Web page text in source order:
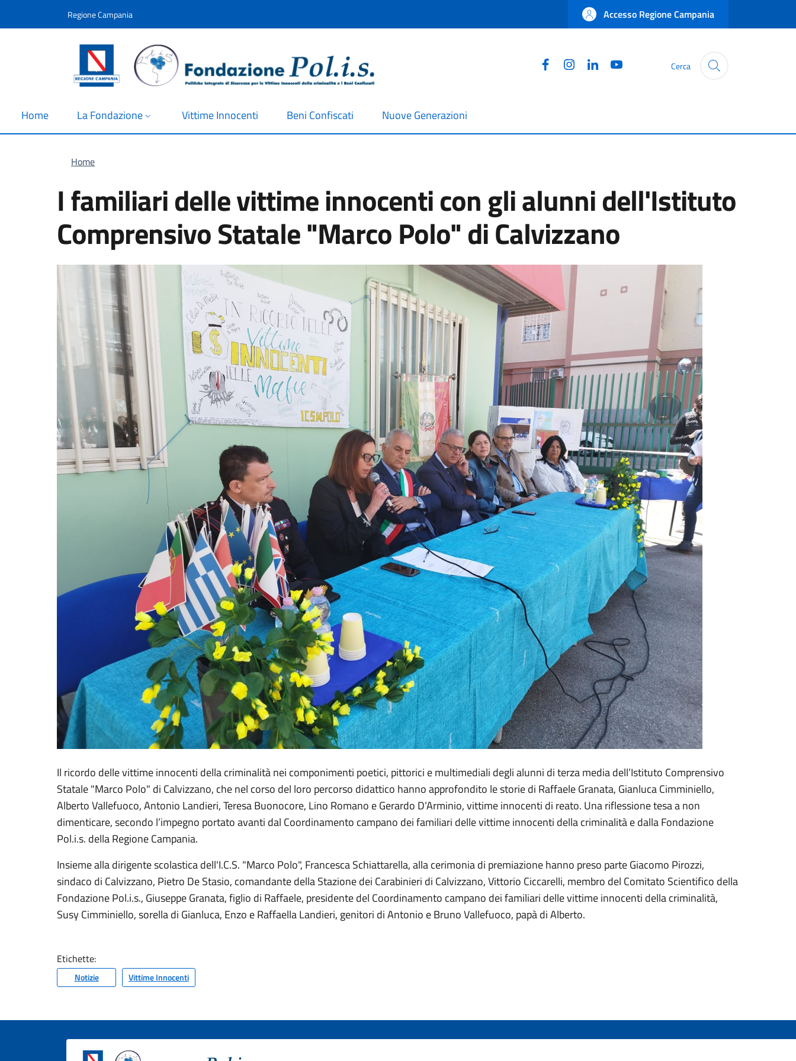
Regione Campania Accesso Regione Campania
FacebookInstagram
Linkedin Cerca
Home La Fondazione Vittime Innocenti Beni Confiscati Nuove Generazioni
Briciole di pane
Home
I familiari delle vittime innocenti con gli alunni dell'Istituto
Comprensivo Statale "Marco Polo" di Calvizzano
Il ricordo delle vittime innocenti della criminalità nei componimenti poetici, pittorici e multimediali degli alunni di terza media dell’Istituto Comprensivo
Statale "Marco Polo" di Calvizzano, che nel corso del loro percorso didattico hanno approfondito le storie di Raffaele Granata, Gianluca Cimminiello,
Alberto Vallefuoco, Antonio Landieri, Teresa Buonocore, Lino Romano e Gerardo D’Arminio, vittime innocenti di reato. Una riflessione tesa a non
dimenticare, secondo l’impegno portato avanti dal Coordinamento campano dei familiari delle vittime innocenti della criminalità e dalla Fondazione
Pol.i.s. della Regione Campania.
Insieme alla dirigente scolastica dell'I.C.S. "Marco Polo", Francesca Schiattarella, alla cerimonia di premiazione hanno preso parte Giacomo Pirozzi,
sindaco di Calvizzano, Pietro De Stasio, comandante della Stazione dei Carabinieri di Calvizzano, Vittorio Ciccarelli, membro del Comitato Scientifico della
Fondazione Pol.i.s., Giuseppe Granata, figlio di Raffaele, presidente del Coordinamento campano dei familiari delle vittime innocenti della criminalità,
Susy Cimminiello, sorella di Gianluca, Enzo e Raffaella Landieri, genitori di Antonio e Bruno Vallefuoco, papà di Alberto.
Etichette:
Notizie Vittime Innocenti